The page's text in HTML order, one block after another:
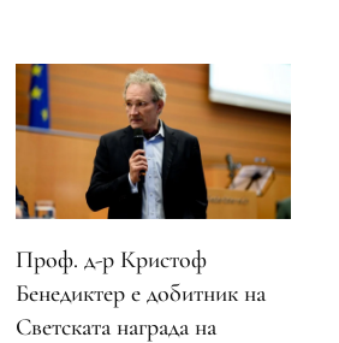
Проф. д-р Кристоф
Бенедиктер е добитник на
Светската награда на